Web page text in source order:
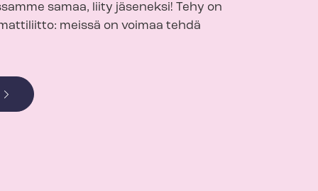
samaa, liity jäseneksi! Tehy on
meissä on voimaa tehdä